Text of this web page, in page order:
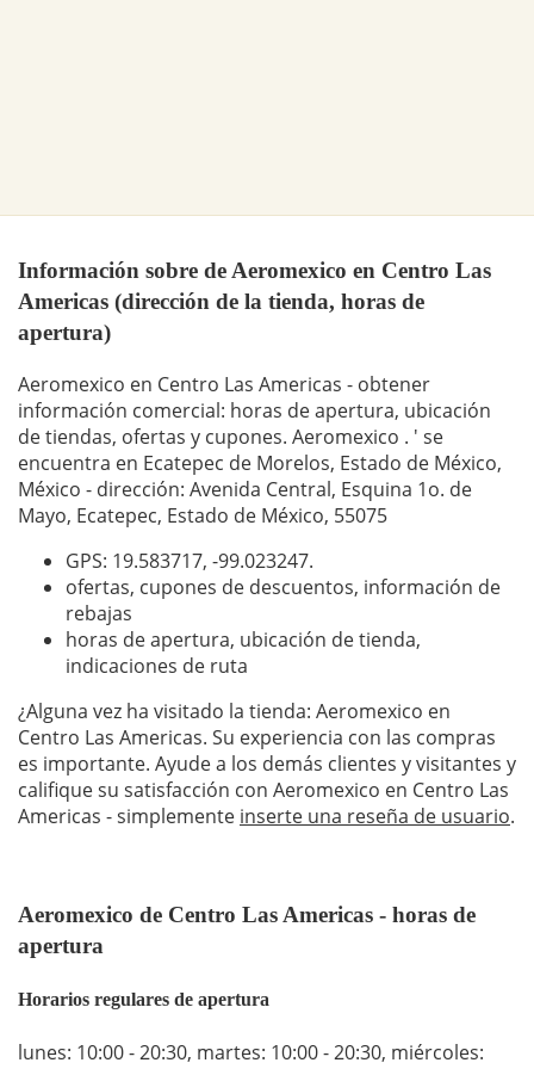
Información sobre de Aeromexico en Centro Las
Americas (dirección de la tienda, horas de
apertura)
Aeromexico en Centro Las Americas - obtener
información comercial: horas de apertura, ubicación
de tiendas, ofertas y cupones. Aeromexico . ' se
encuentra en Ecatepec de Morelos, Estado de México,
México - dirección: Avenida Central, Esquina 1o. de
Mayo, Ecatepec, Estado de México, 55075
GPS: 19.583717, -99.023247.
ofertas, cupones de descuentos, información de
rebajas
horas de apertura, ubicación de tienda,
indicaciones de ruta
¿Alguna vez ha visitado la tienda: Aeromexico en
Centro Las Americas. Su experiencia con las compras
es importante. Ayude a los demás clientes y visitantes y
califique su satisfacción con Aeromexico en Centro Las
Americas - simplemente inserte una reseña de usuario.
Aeromexico de Centro Las Americas - horas de
apertura
Horarios regulares de apertura
lunes: 10:00 - 20:30, martes: 10:00 - 20:30, miércoles: